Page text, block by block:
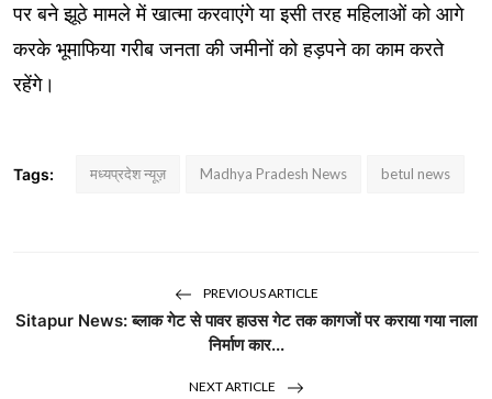
पर बने झूठे मामले में खात्मा करवाएंगे या इसी तरह महिलाओं को आगे
करके भूमाफिया गरीब जनता की जमीनों को हड़पने का काम करते
रहेंगे।
Tags: मध्यप्रदेश न्यूज़ Madhya Pradesh News betul news
PREVIOUS ARTICLE
Sitapur News: ब्लाक गेट से पावर हाउस गेट तक कागजों पर कराया गया नाला
निर्माण कार...
NEXT ARTICLE